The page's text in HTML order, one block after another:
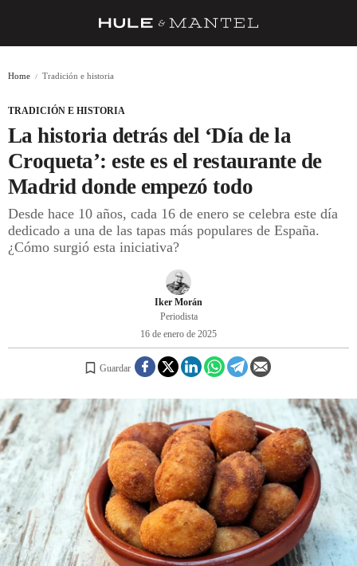
BARRAS Y ESTRELLAS
DÓNDE COMER
ÍDOLOS DE MESAS
CUADERNO DE VIAJE
REGISTRO
INICIAR SESIÓN
Home Tradición e historia
TRADICIÓN E HISTORIA
La historia detrás del ‘Día de la
Croqueta’: este es el restaurante de
Madrid donde empezó todo
Desde hace 10 años, cada 16 de enero se celebra este día
dedicado a una de las tapas más populares de España.
¿Cómo surgió esta iniciativa?
Iker Morán
Periodista
16 de enero de 2025
Guardar